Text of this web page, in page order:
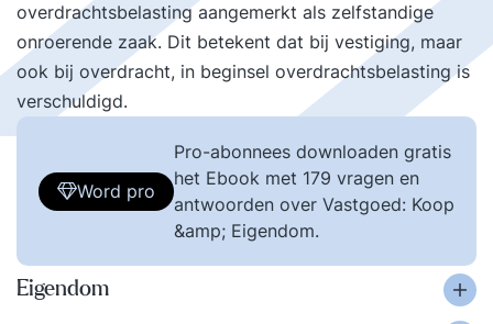
overdrachtsbelasting aangemerkt als zelfstandige
onroerende zaak. Dit betekent dat bij vestiging, maar
ook bij overdracht, in beginsel overdrachtsbelasting is
verschuldigd.
Word pro
Pro-abonnees downloaden gratis
het Ebook met 179 vragen en
antwoorden over Vastgoed: Koop
&amp; Eigendom.
Eigendom